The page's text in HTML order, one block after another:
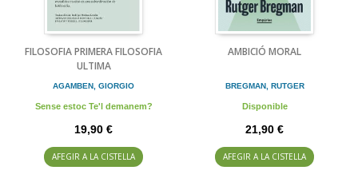
FILOSOFIA PRIMERA FILOSOFIA
ULTIMA
AGAMBEN, GIORGIO
Sense estoc Te'l demanem?
19,90 €
AFEGIR A LA CISTELLA
AMBICIÓ MORAL
BREGMAN, RUTGER
Disponible
21,90 €
AFEGIR A LA CISTELLA